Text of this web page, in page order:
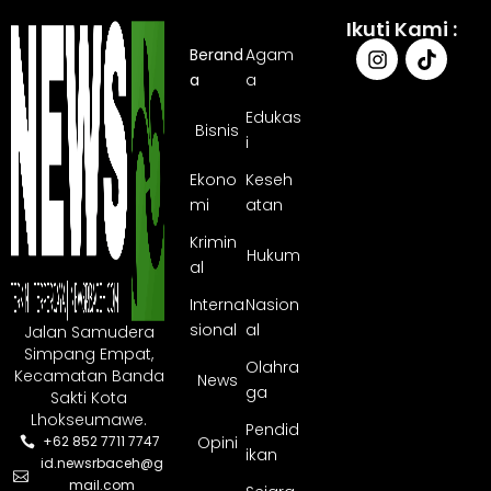
Hendak
Dibawa ke
Medan
Jalan Samudera
Simpang Empat,
Kecamatan Banda
Sakti Kota
Lhokseumawe.
+62 852 7711 7747
id.newsrbaceh@g
mail.com
Berand
a
Agam
a
Bisnis
Edukas
i
Ekono
mi
Keseh
atan
Krimin
al
Hukum
Interna
sional
Nasion
al
News
Olahra
ga
Opini
Pendid
ikan
Ikuti Kami :